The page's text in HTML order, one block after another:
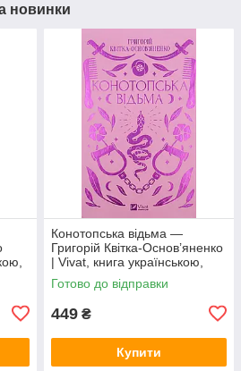
новинки
Конотопська відьма —
Григорій Квітка-Основ’яненко
| Vivat, книга українською,
нова, тверда
Готово до відправки
449 ₴
Купити